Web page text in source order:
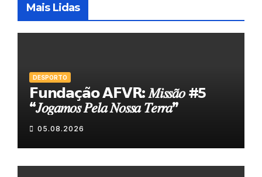
Mais Lidas
DESPORTO
𝗙𝘂𝗻𝗱𝗮𝗰̧𝗮̃𝗼 𝗔𝗙𝗩𝗥: 𝑀𝑖𝑠𝑠𝑎̃𝑜 #5
“𝐽𝑜𝑔𝑎𝑚𝑜𝑠 𝑃𝑒𝑙𝑎 𝑁𝑜𝑠𝑠𝑎 𝑇𝑒𝑟𝑟𝑎”
05.08.2026